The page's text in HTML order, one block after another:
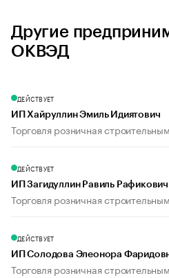
Другие
ОКВЭД
ДЕЙСТВУЕТ
ИП Хайруллин Эмиль Идиятович
Торговля розничная
ДЕЙСТВУЕТ
ИП Загидуллин Равиль Рафикович
Торговля розничная
ДЕЙСТВУЕТ
ИП Солодова Элеонора
Торговля розничная